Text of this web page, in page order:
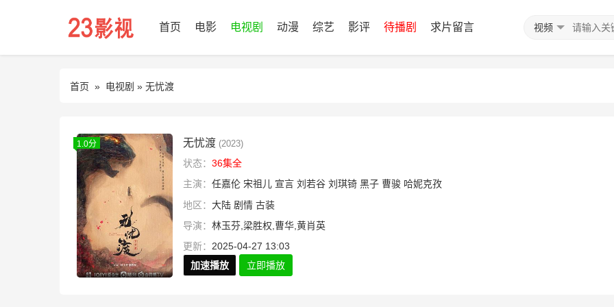
首页 电影 电视剧 动漫 综艺 影评 待播剧 求片留言 视频
首页 » 电视剧 » 无忧渡
1.0分 无忧渡 (2023)
状态： 36集全
主演： 任嘉伦 宋祖儿 宣言 刘若谷 刘琪锜 黑子 曹骏 哈妮克孜
地区： 大陆 剧情 古装
导演： 林玉芬,梁胜权,曹华,黄肖英
更新： 2025-04-27 13:03
加速播放
立即播放